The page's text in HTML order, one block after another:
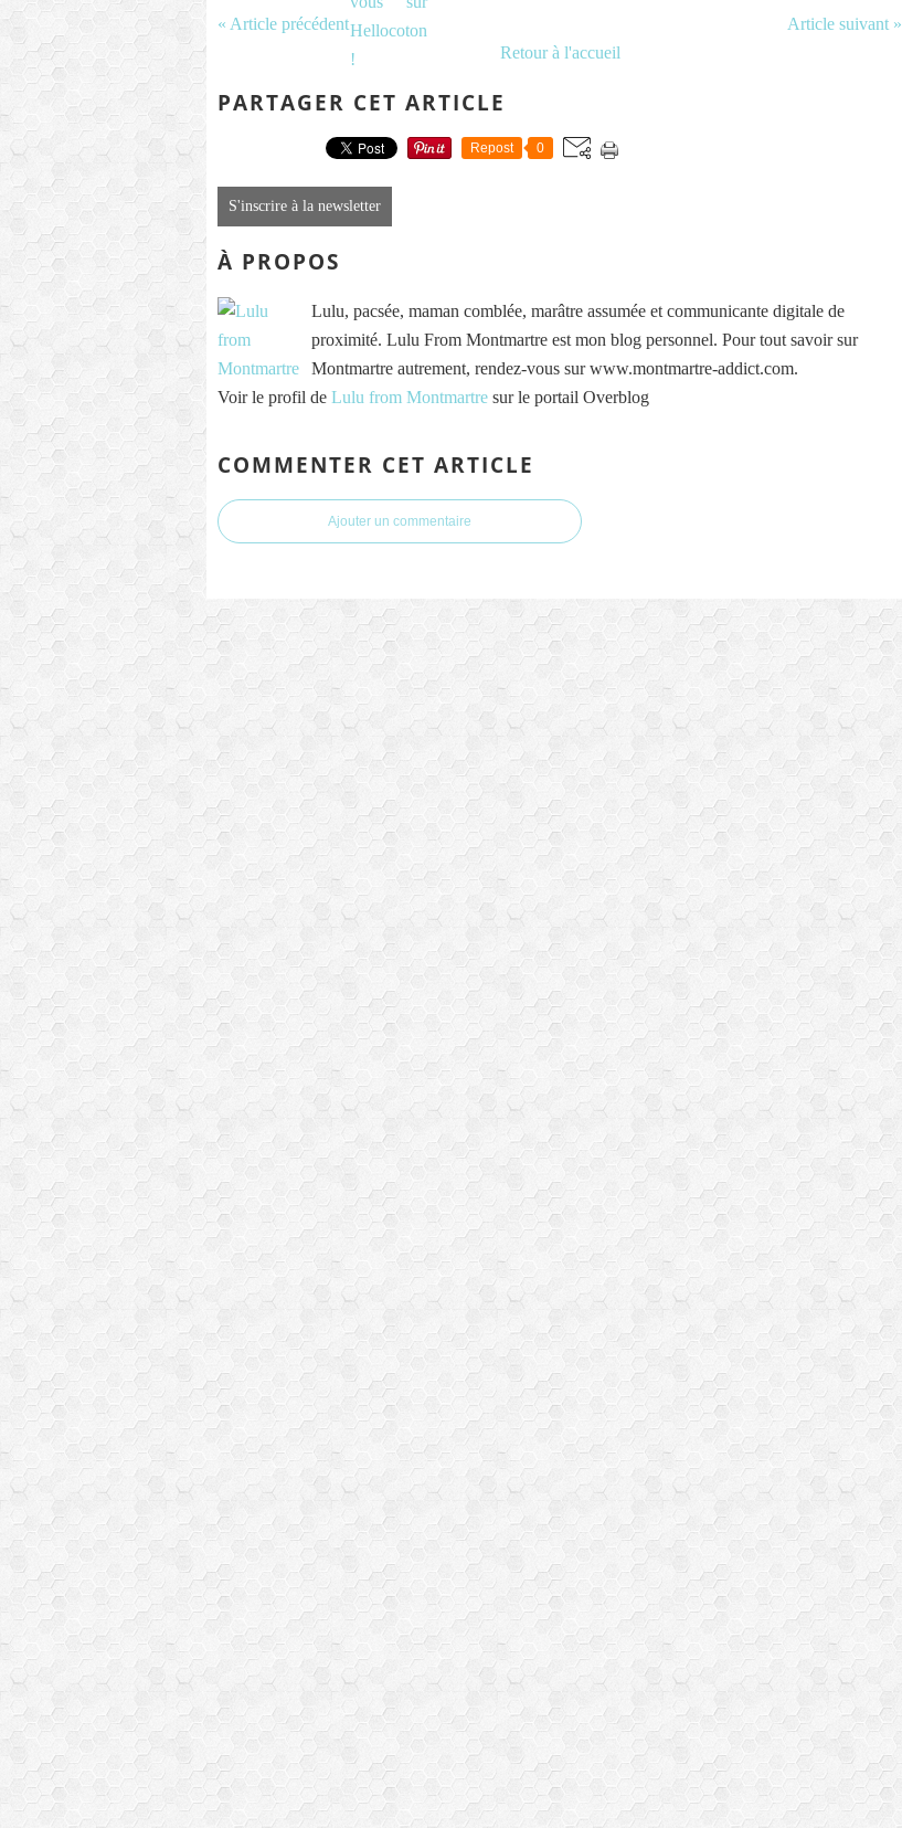
« Article précédent
Article suivant »
Retour à l'accueil
PARTAGER CET ARTICLE
Repost 0
S'inscrire à la newsletter
À PROPOS
Lulu, pacsée, maman comblée, marâtre assumée et communicante digitale de
proximité. Lulu From Montmartre est mon blog personnel. Pour tout savoir sur
Montmartre autrement, rendez-vous sur www.montmartre-addict.com.
Voir le profil de Lulu from Montmartre sur le portail Overblog
COMMENTER CET ARTICLE
Ajouter un commentaire